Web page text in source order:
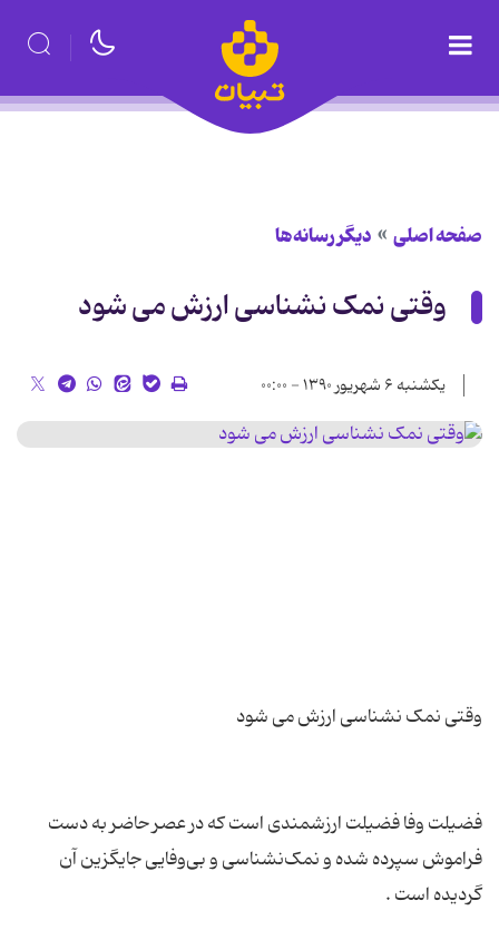
صفحه اصلی دیگر رسانه‌ها
وقتی نمک نشناسی ارزش می شود
یکشنبه ۶ شهریور ۱۳۹۰ - ۰۰:۰۰
فضیلت وفا فضیلت ارزشمندی است که در عصر حاضر به دست
فراموش سپرده شده و نمک‌نشناسی و بی‌وفایی جایگزین آن